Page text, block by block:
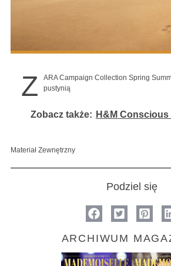
Z
ARA Campaign Collection Spring
pustynią
Zobacz także: H&M
Materiał Zewnętrzny
Podziel się
ARCHIWUM